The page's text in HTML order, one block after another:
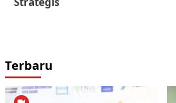
Terbaru